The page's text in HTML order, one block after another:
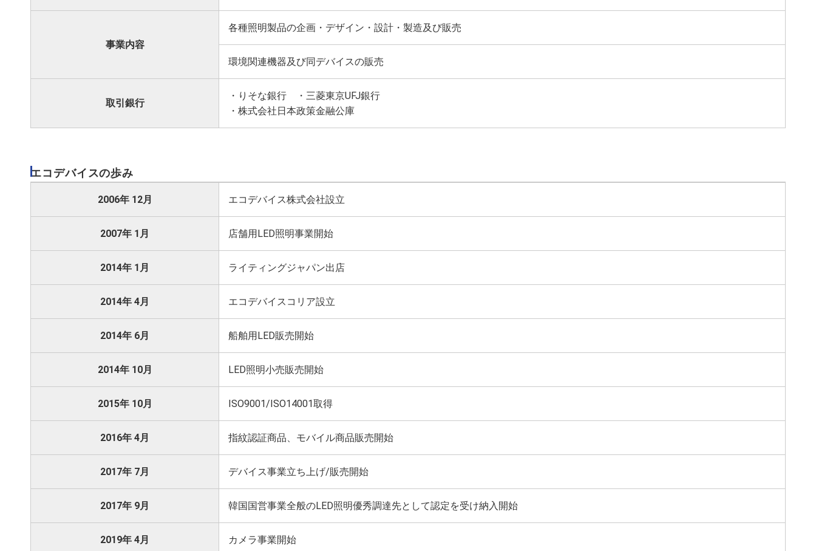
事業内容
各種照明製品の企画・デザイン・設計・製造及び販売
環境関連機器及び同デバイスの販売
取引銀行
・りそな銀行 ・三菱東京UFJ銀行
・株式会社日本政策金融公庫
エコデバイスの歩み
2006年 12月 エコデバイス株式会社設立
2007年 1月 店舗用LED照明事業開始
2014年 1月 ライティングジャパン出店
2014年 4月 エコデバイスコリア設立
2014年 6月 船舶用LED販売開始
2014年 10月 LED照明小売販売開始
2015年 10月 ISO9001/ISO14001取得
2016年 4月 指紋認証商品、モバイル商品販売開始
2017年 7月 デバイス事業立ち上げ/販売開始
2017年 9月 韓国国営事業全般のLED照明優秀調達先として認定を受け納入開始
2019年 4月 カメラ事業開始